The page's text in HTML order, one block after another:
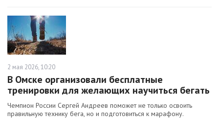
2 мая 2026, 10:20
В Омске организовали бесплатные
тренировки для желающих научиться бегать
Чемпион России Сергей Андреев поможет не только освоить
правильную технику бега, но и подготовиться к марафону.